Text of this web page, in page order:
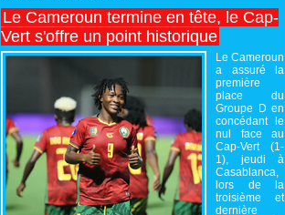
Le Cameroun termine en tête, le Cap-
Vert s'offre un point historique
Le Cameroun
a assuré la
première
place du
Groupe D en
concédant le
nul face au
Cap-Vert (1-
1), jeudi à
Casablanca,
lors de la
troisième et
dernière